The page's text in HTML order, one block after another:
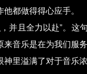
都做得得心应手。
并且全力以赴”。这
音乐是在为我们服务
里溢满了对于音乐